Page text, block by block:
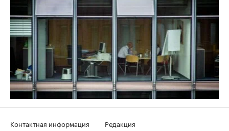
Контактная информация
Редакция